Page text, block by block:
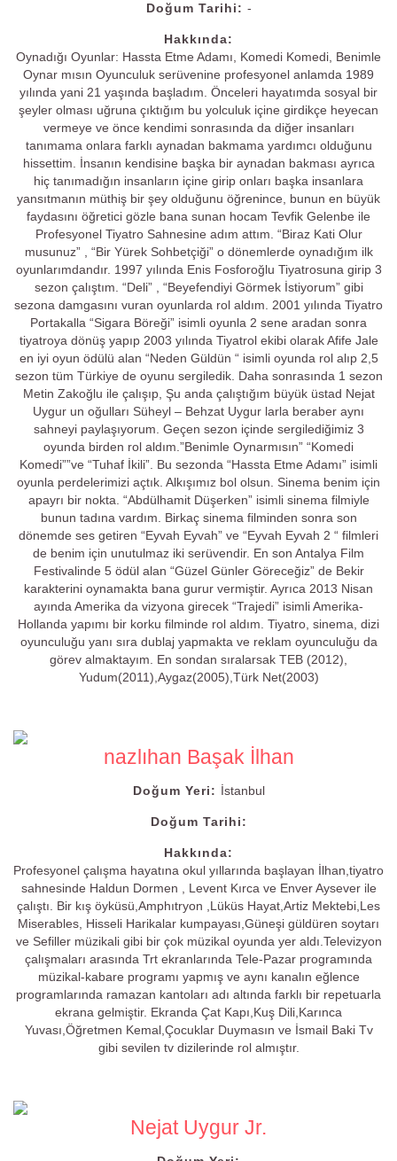
Doğum Tarihi: -
Hakkında:
Oynadığı Oyunlar: Hassta Etme Adamı, Komedi Komedi, Benimle
Oynar mısın Oyunculuk serüvenine profesyonel anlamda 1989
yılında yani 21 yaşında başladım. Önceleri hayatımda sosyal bir
şeyler olması uğruna çıktığım bu yolculuk içine girdikçe heyecan
vermeye ve önce kendimi sonrasında da diğer insanları
tanımama onlara farklı aynadan bakmama yardımcı olduğunu
hissettim. İnsanın kendisine başka bir aynadan bakması ayrıca
hiç tanımadığın insanların içine girip onları başka insanlara
yansıtmanın müthiş bir şey olduğunu öğrenince, bunun en büyük
faydasını öğretici gözle bana sunan hocam Tevfik Gelenbe ile
Profesyonel Tiyatro Sahnesine adım attım. “Biraz Kati Olur
musunuz” , “Bir Yürek Sohbetçiği” o dönemlerde oynadığım ilk
oyunlarımdandır. 1997 yılında Enis Fosforoğlu Tiyatrosuna girip 3
sezon çalıştım. “Deli” , “Beyefendiyi Görmek İstiyorum” gibi
sezona damgasını vuran oyunlarda rol aldım. 2001 yılında Tiyatro
Portakalla “Sigara Böreği” isimli oyunla 2 sene aradan sonra
tiyatroya dönüş yapıp 2003 yılında Tiyatrol ekibi olarak Afife Jale
en iyi oyun ödülü alan “Neden Güldün “ isimli oyunda rol alıp 2,5
sezon tüm Türkiye de oyunu sergiledik. Daha sonrasında 1 sezon
Metin Zakoğlu ile çalışıp, Şu anda çalıştığım büyük üstad Nejat
Uygur un oğulları Süheyl – Behzat Uygur larla beraber aynı
sahneyi paylaşıyorum. Geçen sezon içinde sergilediğimiz 3
oyunda birden rol aldım.”Benimle Oynarmısın” “Komedi
Komedi””ve “Tuhaf İkili”. Bu sezonda “Hassta Etme Adamı” isimli
oyunla perdelerimizi açtık. Alkışımız bol olsun. Sinema benim için
apayrı bir nokta. “Abdülhamit Düşerken” isimli sinema filmiyle
bunun tadına vardım. Birkaç sinema filminden sonra son
dönemde ses getiren “Eyvah Eyvah” ve “Eyvah Eyvah 2 “ filmleri
de benim için unutulmaz iki serüvendir. En son Antalya Film
Festivalinde 5 ödül alan “Güzel Günler Göreceğiz” de Bekir
karakterini oynamakta bana gurur vermiştir. Ayrıca 2013 Nisan
ayında Amerika da vizyona girecek “Trajedi” isimli Amerika-
Hollanda yapımı bir korku filminde rol aldım. Tiyatro, sinema, dizi
oyunculuğu yanı sıra dublaj yapmakta ve reklam oyunculuğu da
görev almaktayım. En sondan sıralarsak TEB (2012),
Yudum(2011),Aygaz(2005),Türk Net(2003)
nazlıhan Başak İlhan
Doğum Yeri: İstanbul
Doğum Tarihi:
Hakkında:
Profesyonel çalışma hayatına okul yıllarında başlayan İlhan,tiyatro
sahnesinde Haldun Dormen , Levent Kırca ve Enver Aysever ile
çalıştı. Bir kış öyküsü,Amphıtryon ,Lüküs Hayat,Artiz Mektebi,Les
Miserables, Hisseli Harikalar kumpayası,Güneşi güldüren soytarı
ve Sefiller müzikali gibi bir çok müzikal oyunda yer aldı.Televizyon
çalışmaları arasında Trt ekranlarında Tele-Pazar programında
müzikal-kabare programı yapmış ve aynı kanalın eğlence
programlarında ramazan kantoları adı altında farklı bir repetuarla
ekrana gelmiştir. Ekranda Çat Kapı,Kuş Dili,Karınca
Yuvası,Öğretmen Kemal,Çocuklar Duymasın ve İsmail Baki Tv
gibi sevilen tv dizilerinde rol almıştır.
Nejat Uygur Jr.